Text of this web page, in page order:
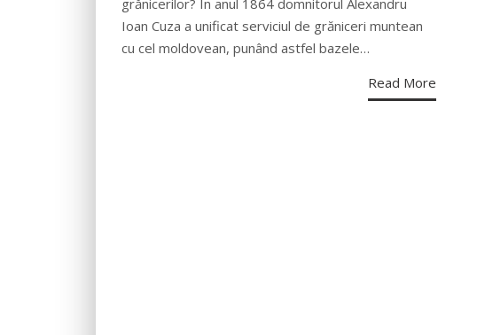
Ioan Cuza a unificat serviciul de grăniceri muntean
cu cel moldovean, punând astfel bazele…
Read More